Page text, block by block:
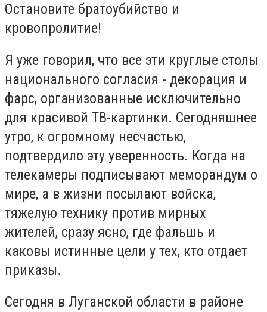
Остановите братоубийство и
кровопролитие!
Я уже говорил, что все эти круглые столы
национального согласия - декорация и
фарс, организованные исключительно
для красивой ТВ-картинки. Сегодняшнее
утро, к огромному несчастью,
подтвердило эту уверенность. Когда на
телекамеры подписывают меморандум о
мире, а в жизни посылают войска,
тяжелую технику против мирных
жителей, сразу ясно, где фальшь и
каковы истинные цели у тех, кто отдает
приказы.
Сегодня в Луганской области в районе